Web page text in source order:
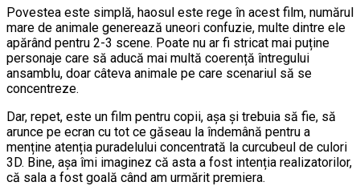
Povestea este simplă, haosul este rege în acest film, numărul
mare de animale generează uneori confuzie, multe dintre ele
apărând pentru 2-3 scene. Poate nu ar fi stricat mai puține
personaje care să aducă mai multă coerență întregului
ansamblu, doar câteva animale pe care scenariul să se
concentreze.
Dar, repet, este un film pentru copii, așa și trebuia să fie, să
arunce pe ecran cu tot ce găseau la îndemână pentru a
menține atenția puradelului concentrată la curcubeul de culori
3D. Bine, așa îmi imaginez că asta a fost intenția realizatorilor,
că sala a fost goală când am urmărit premiera.